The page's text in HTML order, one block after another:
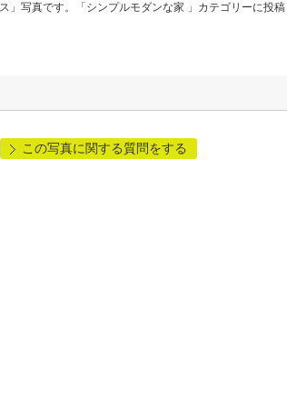
」写真です。「シンプルモダンな家 」カテゴリーに投稿
この写真に関する質問をする